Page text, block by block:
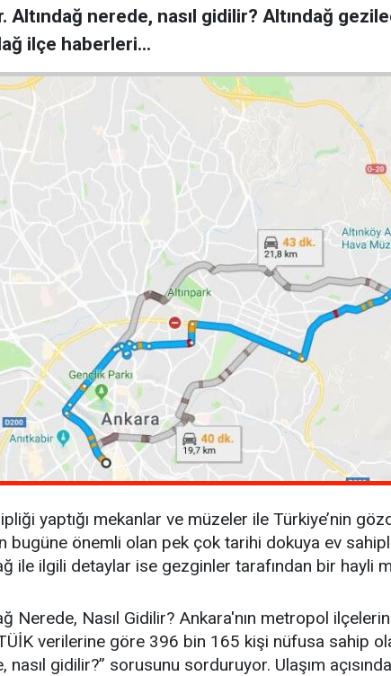
Altındağ nerede, nasıl gidilir? Altındağ
ilçe haberleri…
yaptığı mekanlar ve müzeler ile Türkiye’nin
bugüne önemli olan pek çok tarihi dokuya ev
ile ilgili detaylar ise gezginler tarafından bir hayli
Nerede, Nasıl Gidilir? Ankara'nın metropol
verilerine göre 396 bin 165 kişi nüfusa sahip
nasıl gidilir?” sorusunu sorduruyor. Ulaşım